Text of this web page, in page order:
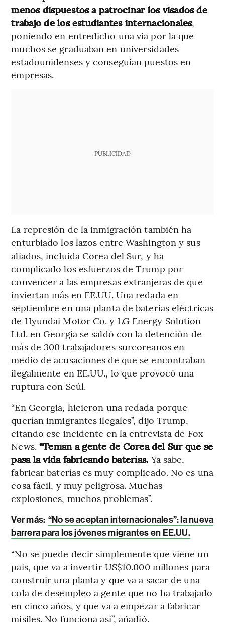
menos dispuestos a patrocinar los visados de
trabajo de los estudiantes internacionales,
poniendo en entredicho una vía por la que
muchos se graduaban en universidades
estadounidenses y conseguían puestos en
empresas.
PUBLICIDAD
La represión de la inmigración también ha
enturbiado los lazos entre Washington y sus
aliados, incluida Corea del Sur, y ha
complicado los esfuerzos de Trump por
convencer a las empresas extranjeras de que
inviertan más en EE.UU. Una redada en
septiembre en una planta de baterías eléctricas
de Hyundai Motor Co. y LG Energy Solution
Ltd. en Georgia se saldó con la detención de
más de 300 trabajadores surcoreanos en
medio de acusaciones de que se encontraban
ilegalmente en EE.UU., lo que provocó una
ruptura con Seúl.
“En Georgia, hicieron una redada porque
querían inmigrantes ilegales”, dijo Trump,
citando ese incidente en la entrevista de Fox
News. “Tenían a gente de Corea del Sur que se
pasa la vida fabricando baterías. Ya sabe,
fabricar baterías es muy complicado. No es una
cosa fácil, y muy peligrosa. Muchas
explosiones, muchos problemas”.
Ver más: “No se aceptan internacionales”: la nueva
barrera para los jóvenes migrantes en EE.UU.
“No se puede decir simplemente que viene un
país, que va a invertir US$10.000 millones para
construir una planta y que va a sacar de una
cola de desempleo a gente que no ha trabajado
en cinco años, y que va a empezar a fabricar
misiles. No funciona así”, añadió.